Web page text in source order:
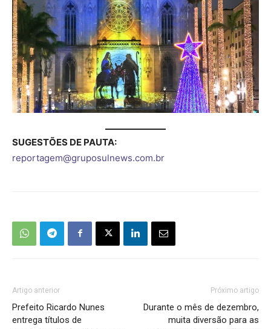
SUGESTÕES DE PAUTA:
reportagem@gruposulnews.com.br
Artigo anterior
Prefeito Ricardo Nunes
entrega títulos de
Próximo artigo
Durante o mês de dezembro,
muita diversão para as